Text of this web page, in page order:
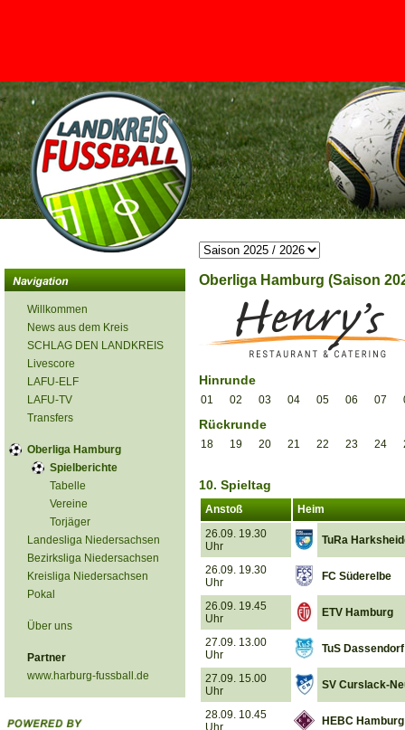
<
Willkommen
News aus dem Kreis
SCHLAG DEN LANDKREIS
Livescore
LAFU-ELF
LAFU-TV
Transfers
Oberliga Hamburg
Spielberichte
Tabelle
Vereine
Torjäger
Landesliga Niedersachsen
Bezirksliga Niedersachsen
Kreisliga Niedersachsen
Pokal
Über uns
Partner
www.harburg-fussball.de
Oberliga Hamburg (Saison
Hinrunde
01 02 03 04 05 06 07
Rückrunde
18 19 20 21 22 23 24
10. Spieltag
Anstoß
Heim
26.09. 19.30
Uhr
TuRa
26.09. 19.30
Uhr
FC Süderelbe
26.09. 19.45
Uhr
ETV Hamburg
27.09. 13.00
Uhr
TuS Dassendorf
27.09. 15.00
Uhr
SV Curslack-
28.09. 10.45
Uhr
HEBC Hamburg